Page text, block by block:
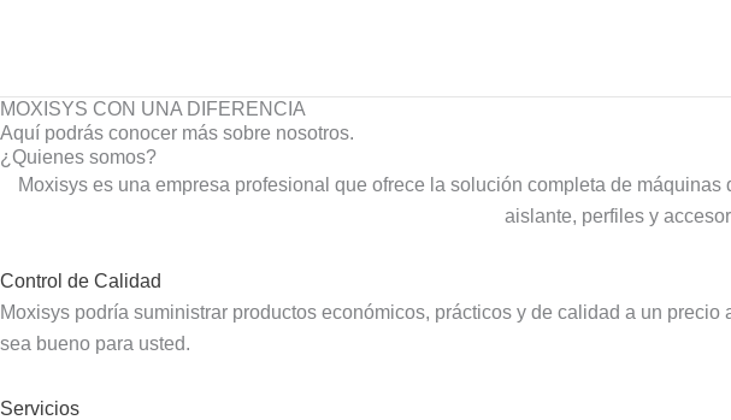
MOXISYS CON UNA DIFERENCIA
Aquí podrás conocer más sobre nosotros.
¿Quienes somos?
Moxisys es una empresa profesional que ofrece la solución completa de
aislante, perfiles y
Control de Calidad
Moxisys podría suministrar productos económicos, prácticos y de calidad a un
sea bueno para usted.
Servicios